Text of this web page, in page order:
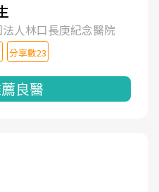
人林口長庚紀念醫院
分享數23
良醫